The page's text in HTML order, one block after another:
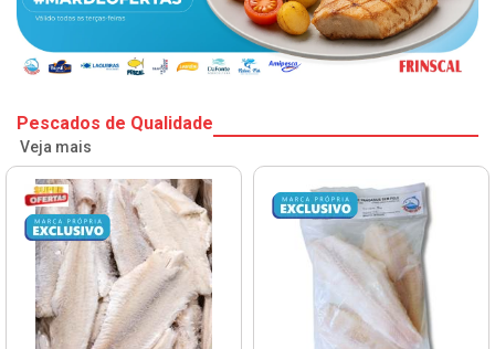
Pescados de Qualidade
Veja mais